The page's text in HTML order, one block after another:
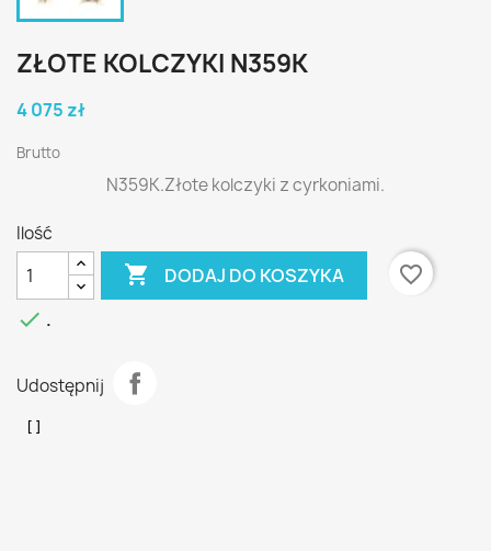
ZŁOTE KOLCZYKI N359K
4 075 zł
Brutto
N359K.Złote kolczyki z cyrkoniami.
Ilość
 DODAJ DO KOSZYKA
favorite_border
 .
Udostępnij